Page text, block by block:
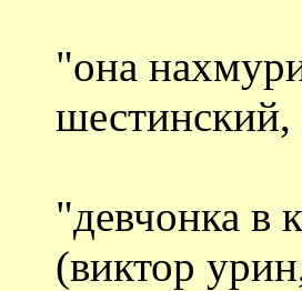
"она
"девчонка в
(виктор